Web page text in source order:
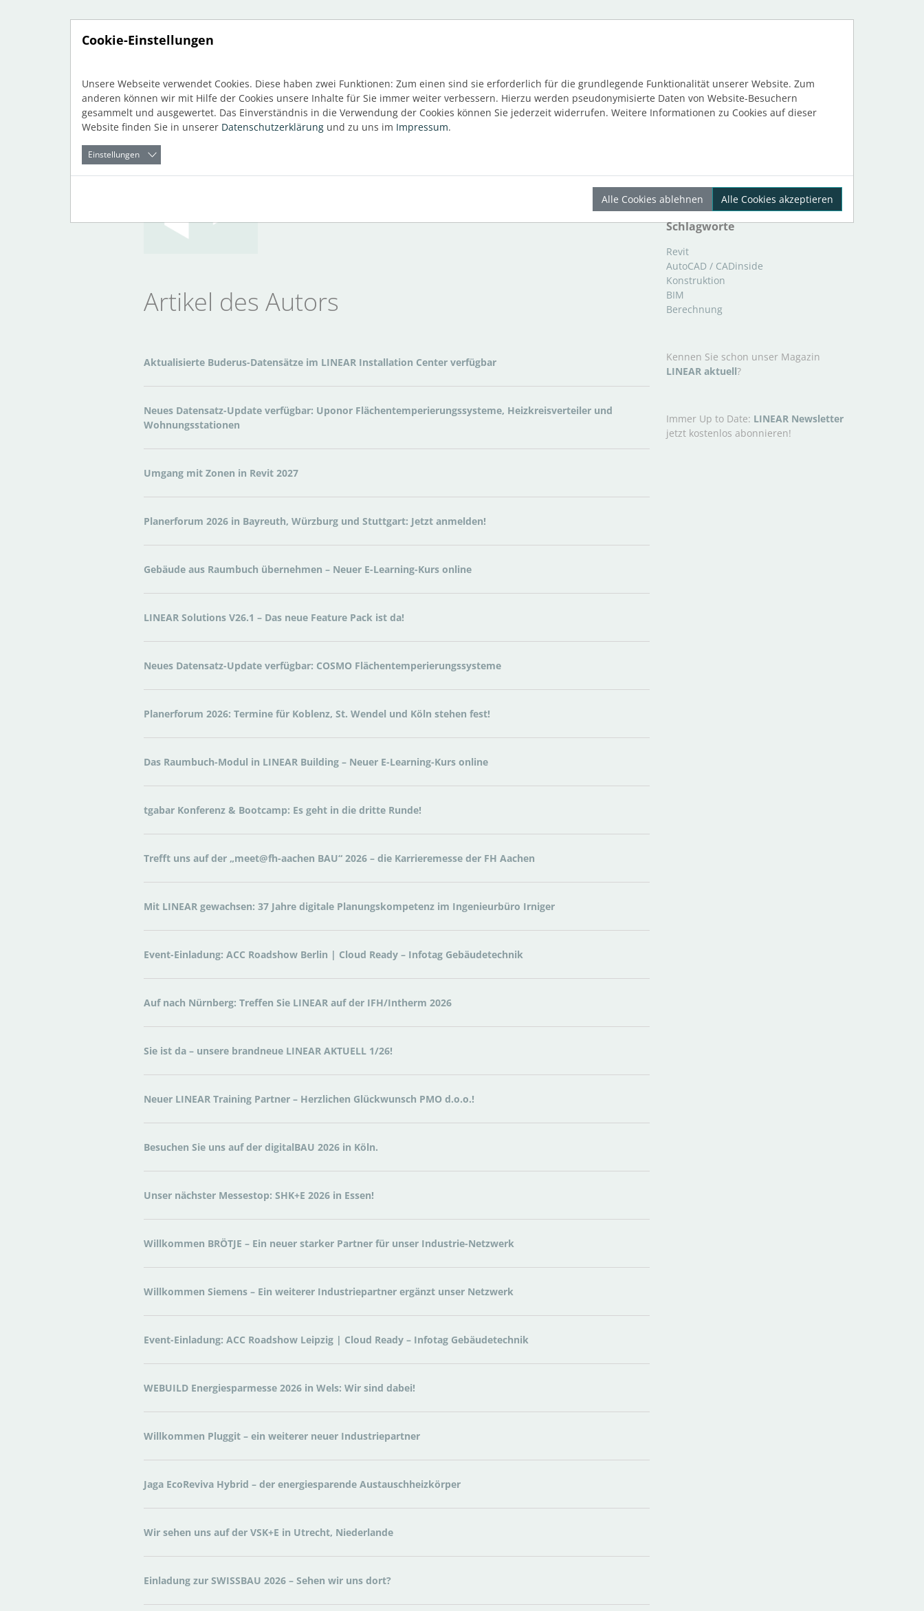
Zurück
Autor: LINEAR
Kontakt
Artikel des Autors
Aktualisierte Buderus-Datensätze im LINEAR Installation Center verfügbar
Neues Datensatz-Update verfügbar: Uponor Flächentemperierungssysteme, Heizkreisverteiler und
Wohnungsstationen
Umgang mit Zonen in Revit 2027
Planerforum 2026 in Bayreuth, Würzburg und Stuttgart: Jetzt anmelden!
Gebäude aus Raumbuch übernehmen – Neuer E-Learning-Kurs online
LINEAR Solutions V26.1 – Das neue Feature Pack ist da!
Neues Datensatz-Update verfügbar: COSMO Flächentemperierungssysteme
Planerforum 2026: Termine für Koblenz, St. Wendel und Köln stehen fest!
Das Raumbuch-Modul in LINEAR Building – Neuer E-Learning-Kurs online
tgabar Konferenz & Bootcamp: Es geht in die dritte Runde!
Trefft uns auf der „meet@fh-aachen BAU“ 2026 – die Karrieremesse der FH Aachen
Mit LINEAR gewachsen: 37 Jahre digitale Planungskompetenz im Ingenieurbüro Irniger
Event-Einladung: ACC Roadshow Berlin | Cloud Ready – Infotag Gebäudetechnik
Auf nach Nürnberg: Treffen Sie LINEAR auf der IFH/Intherm 2026
Sie ist da – unsere brandneue LINEAR AKTUELL 1/26!
Neuer LINEAR Training Partner – Herzlichen Glückwunsch PMO d.o.o.!
Besuchen Sie uns auf der digitalBAU 2026 in Köln.
Unser nächster Messestop: SHK+E 2026 in Essen!
Willkommen BRÖTJE – Ein neuer starker Partner für unser Industrie-Netzwerk
Willkommen Siemens – Ein weiterer Industriepartner ergänzt unser Netzwerk
Event-Einladung: ACC Roadshow Leipzig | Cloud Ready – Infotag Gebäudetechnik
WEBUILD Energiesparmesse 2026 in Wels: Wir sind dabei!
Willkommen Pluggit – ein weiterer neuer Industriepartner
Jaga EcoReviva Hybrid – der energiesparende Austauschheizkörper
Wir sehen uns auf der VSK+E in Utrecht, Niederlande
Einladung zur SWISSBAU 2026 – Sehen wir uns dort?
Industrie
Interviews
Nachhaltigkeit
Veranstaltungen
Schlagworte
Revit
AutoCAD / CADinside
Konstruktion
BIM
Berechnung
Kennen Sie schon unser Magazin
LINEAR aktuell?
Immer Up to Date: LINEAR Newsletter
jetzt kostenlos abonnieren!
Cookie-Einstellungen
Unsere Webseite verwendet Cookies. Diese haben zwei Funktionen: Zum einen sind sie erforderlich für die grundlegende Funktionalität unserer Website. Zum
anderen können wir mit Hilfe der Cookies unsere Inhalte für Sie immer weiter verbessern. Hierzu werden pseudonymisierte Daten von Website-Besuchern
gesammelt und ausgewertet. Das Einverständnis in die Verwendung der Cookies können Sie jederzeit widerrufen. Weitere Informationen zu Cookies auf dieser
Website finden Sie in unserer Datenschutzerklärung und zu uns im Impressum.
Einstellungen
Alle Cookies ablehnen Alle Cookies akzeptieren